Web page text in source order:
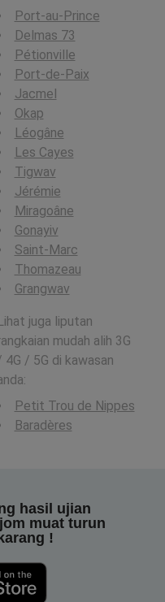
Port-au-Prince
Delmas 73
Pétionville
Port-de-Paix
Jacmel
Okap
Léogâne
Les Cayes
Tigwav
Jérémie
Miragoâne
Gonayiv
Saint-Marc
Thomazeau
Grangwav
juga liputan
mudah alih 3G
4G / 5G di kawasan
Petit Trou de Nippes
Baradères
hasil ujian
muat turun
!